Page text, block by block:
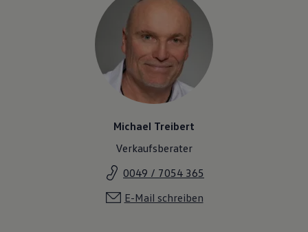
Michael Treibert
Verkaufsberater
0049 / 7054 365
E-Mail schreiben